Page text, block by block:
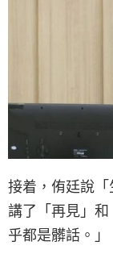
接着，侑廷說
講了「再見」
乎都是髒話。」